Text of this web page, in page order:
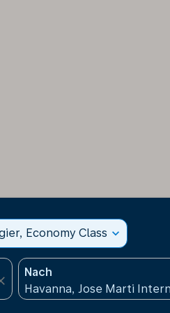
Economy Class expand_more
Nach